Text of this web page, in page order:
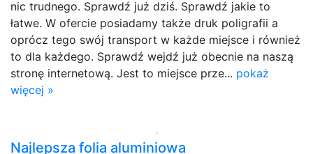
nic trudnego. Sprawdź już dziś. Sprawdź jakie to
łatwe. W ofercie posiadamy także druk poligrafii a
oprócz tego swój transport w każde miejsce i również
to dla każdego. Sprawdź wejdź już obecnie na naszą
stronę internetową. Jest to miejsce prze... pokaż
więcej »
Najlepsza folia aluminiowa